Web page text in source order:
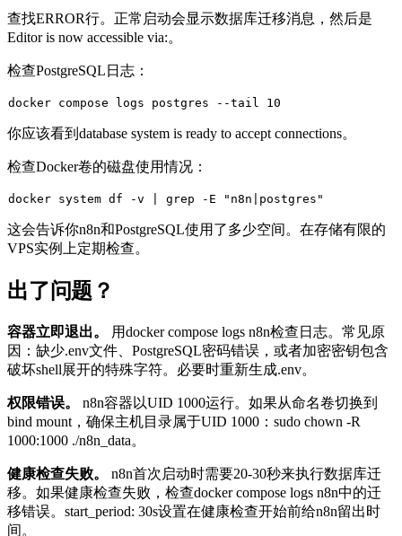
查找ERROR行。正常启动会显示数据库迁移消息，然后是
Editor is now accessible via:。
检查PostgreSQL日志：
docker compose logs postgres --tail
你应该看到 database system is ready to accept connections。
检查Docker卷的磁盘使用情况：
docker system df -v | grep -E "n8n|postgres"
这会告诉你n8n和PostgreSQL使用了多少空间。在存储有限的
VPS实例上定期检查。
出了问题？
容器立即退出。 用docker compose logs n8n检查日志。常见原
因：缺少.env文件、PostgreSQL密码错误，或者加密密钥包含
破坏shell展开的特殊字符。必要时重新生成.env。
权限错误。
n8n容器以UID 1000运行。如果从命名卷切换到
bind mount，确保主机目录属于UID 1000： sudo chown -R
1000:1000 ./n8n_data。
健康检查失败。
n8n首次启动时需要20-30秒来执行数据库迁
移。如果健康检查失败，检查docker compose logs n8n中的迁
移错误。 start_period: 30s设置在健康检查开始前给n8n留出时
间。